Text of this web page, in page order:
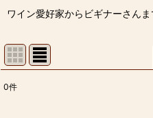
ワイン愛好家からビギナーさんま
0件